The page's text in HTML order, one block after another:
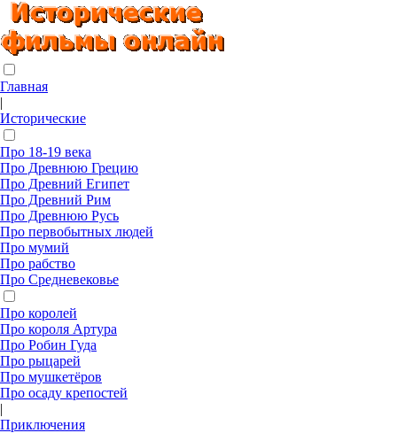
Главная
|
Исторические
Про 18-19 века
Про Древнюю Грецию
Про Древний Египет
Про Древний Рим
Про Древнюю Русь
Про первобытных людей
Про мумий
Про рабство
Про Средневековье
Про королей
Про короля Артура
Про Робин Гуда
Про рыцарей
Про мушкетёров
Про осаду крепостей
|
Приключения